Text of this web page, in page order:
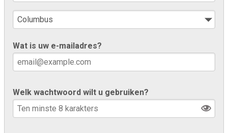
Wat is uw e-mailadres?
Welk wachtwoord wilt u gebruiken?